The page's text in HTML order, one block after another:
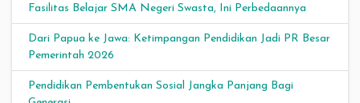
Fasilitas Belajar SMA Negeri Swasta, Ini Perbedaannya
Dari Papua ke Jawa: Ketimpangan Pendidikan Jadi PR Besar
Pemerintah 2026
Pendidikan Pembentukan Sosial Jangka Panjang Bagi